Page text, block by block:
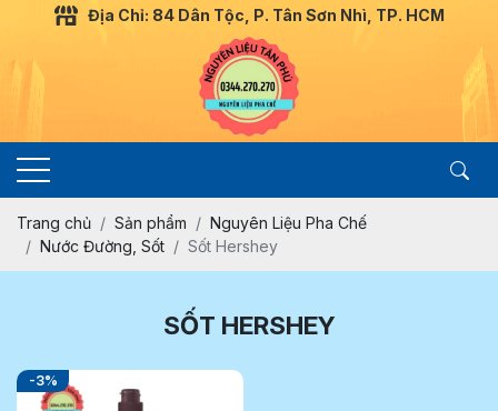
Địa Chỉ: 84 Dân Tộc, P. Tân Sơn Nhì, TP. HCM
Trang chủ Sản phẩm
Nguyên Liệu Pha Chế
Nước Đường, Sốt
Sốt Hershey
SỐT HERSHEY
-3%